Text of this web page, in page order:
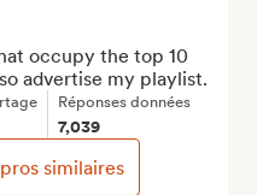
occupy the top 10
advertise my playlist.
Réponses données
7,039
similaires